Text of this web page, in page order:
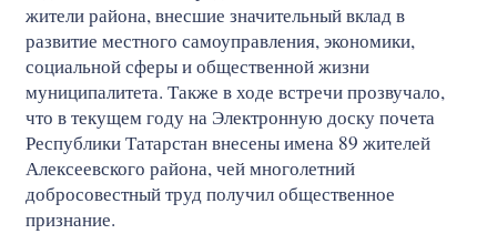
жители района, внесшие значительный вклад в
развитие местного самоуправления, экономики,
социальной сферы и общественной жизни
муниципалитета. Также в ходе встречи прозвучало,
что в текущем году на Электронную доску почета
Республики Татарстан внесены имена 89 жителей
Алексеевского района, чей многолетний
добросовестный труд получил общественное
признание.